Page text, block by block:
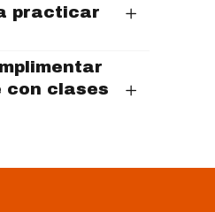
practicar
con clases